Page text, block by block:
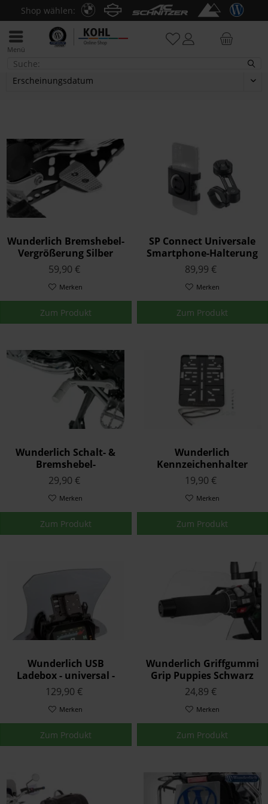
Shop wählen:
Menü
G 310 R
Wunderlich Bremshebel-
Vergrößerung Silber
59,90 €
Merken
Zum Produkt
SP Connect Universale
Smartphone-Halterung
Moto Bundle - schwarz
89,99 €
Merken
Zum Produkt
Wunderlich Schalt- &
Bremshebel-
Vergrößerung Silber
29,90 €
Merken
Zum Produkt
Wunderlich
Kennzeichenhalter
19,90 €
Merken
Zum Produkt
Wunderlich USB
Ladebox - universal -
schwarz
129,90 €
Merken
Zum Produkt
Wunderlich Griffgummi
Grip Puppies Schwarz
2er Set
24,89 €
Merken
Zum Produkt